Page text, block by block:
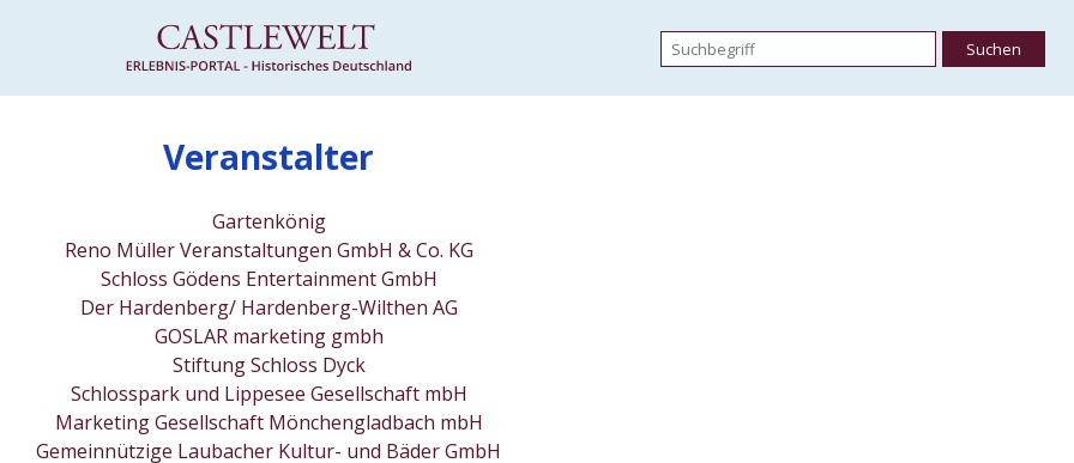
Veranstalter
Gartenkönig
Reno Müller Veranstaltungen GmbH & Co. KG
Schloss Gödens Entertainment GmbH
Der Hardenberg/ Hardenberg-Wilthen AG
GOSLAR marketing gmbh
Stiftung Schloss Dyck
Schlosspark und Lippesee Gesellschaft mbH
Marketing Gesellschaft Mönchengladbach mbH
Gemeinnützige Laubacher Kultur- und Bäder GmbH